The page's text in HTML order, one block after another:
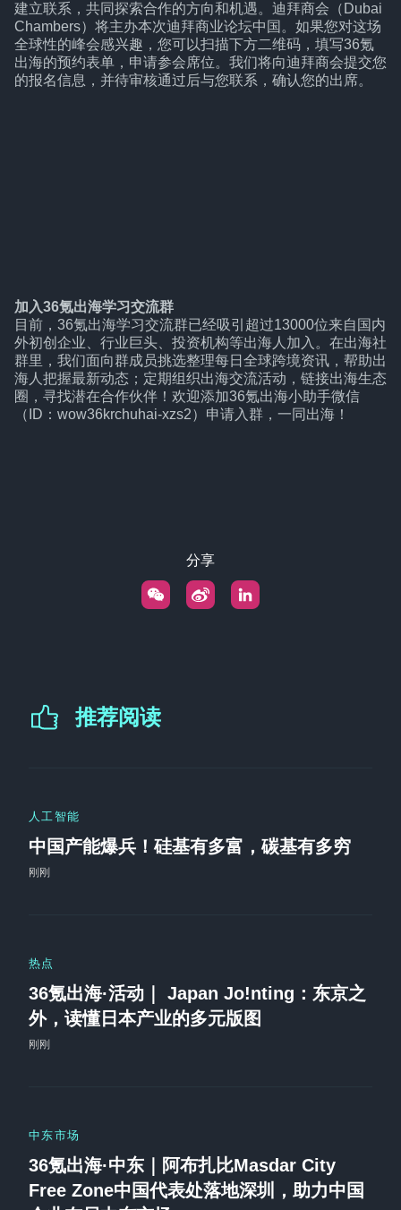
建立联系，共同探索合作的方向和机遇。迪拜商会（Dubai
Chambers）将主办本次迪拜商业论坛中国。如果您对这场
全球性的峰会感兴趣，您可以扫描下方二维码，填写36氪
出海的预约表单，申请参会席位。我们将向迪拜商会提交您
的报名信息，并待审核通过后与您联系，确认您的出席。
加入36氪出海学习交流群
目前，36氪出海学习交流群已经吸引超过13000位来自国内
外初创企业、行业巨头、投资机构等出海人加入。在出海社
群里，我们面向群成员挑选整理每日全球跨境资讯，帮助出
海人把握最新动态；定期组织出海交流活动，链接出海生态
圈，寻找潜在合作伙伴！欢迎添加36氪出海小助手微信
（ID：wow36krchuhai-xzs2）申请入群，一同出海！
分享
推荐阅读
人工智能
中国产能爆兵！硅基有多富，碳基有多穷
刚刚
热点
36氪出海·活动｜ Japan Jo!nting：东京之
外，读懂日本产业的多元版图
刚刚
中东市场
36氪出海·中东｜阿布扎比Masdar City
Free Zone中国代表处落地深圳，助力中国